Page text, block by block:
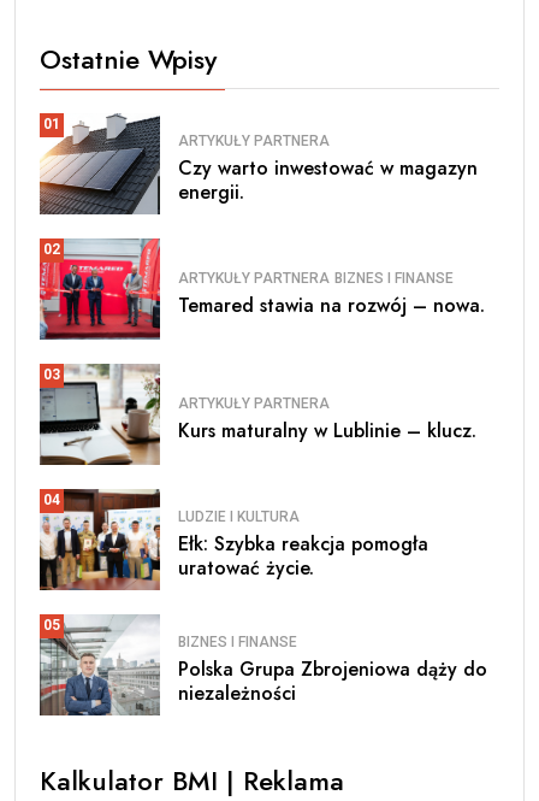
Ostatnie Wpisy
01
ARTYKUŁY PARTNERA
Czy warto inwestować w magazyn
energii.
02
ARTYKUŁY PARTNERA BIZNES I FINANSE
Temared stawia na rozwój – nowa.
03
ARTYKUŁY PARTNERA
Kurs maturalny w Lublinie – klucz.
04
LUDZIE I KULTURA
Ełk: Szybka reakcja pomogła
uratować życie.
05
BIZNES I FINANSE
Polska Grupa Zbrojeniowa dąży do
niezależności
Kalkulator BMI | Reklama